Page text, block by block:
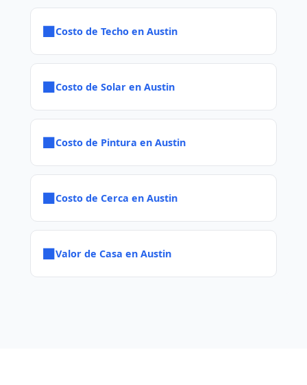
■Costo de Techo en Austin
■Costo de Solar en Austin
■Costo de Pintura en Austin
■Costo de Cerca en Austin
■Valor de Casa en Austin